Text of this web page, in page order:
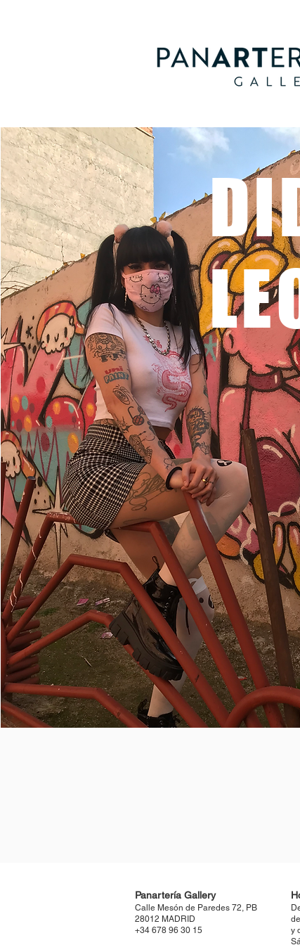
Panartería Gallery
Calle Mesón de Paredes 72, PB
28012 MADRID
+34 678 96 30 15
y